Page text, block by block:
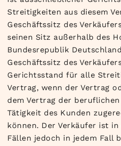
Streitigkeiten aus diesem
Geschäftssitz des
seinen Sitz außerhalb des
Bundesrepublik
Geschäftssitz des
Gerichtsstand für alle
Vertrag, wenn der Vertrag
dem Vertrag der
Tätigkeit des Kunden
können. Der Verkäufer ist
Fällen jedoch in jedem Fall